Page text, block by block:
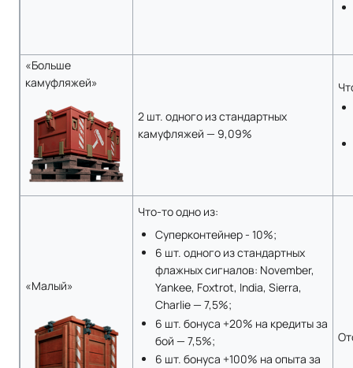
«Больше
камуфляжей»
2 шт. одного из стандартных
камуфляжей — 9,09%
«Малый»
Что-то одно из:
Суперконтейнер - 10%;
6 шт. одного из стандартных
флажных сигналов: November,
Yankee, Foxtrot, India, Sierra,
Charlie — 7,5%;
6 шт. бонуса +20% на кредиты за
бой — 7,5%;
6 шт. бонуса +100% на опыта за